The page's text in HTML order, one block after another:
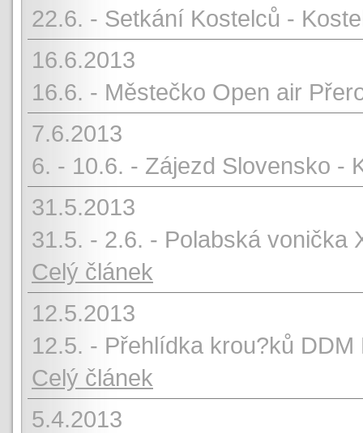
22.6. - Setkání Kostelců -
16.6.2013
16.6. - Městečko Open air
7.6.2013
6. - 10.6. - Zájezd Slovensko -
31.5.2013
31.5. - 2.6. - Polabská vonička
Celý článek
12.5.2013
12.5. - Přehlídka krou?ků
Celý článek
5.4.2013